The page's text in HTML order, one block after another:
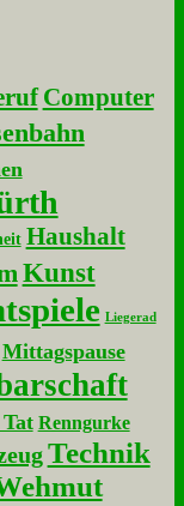
Computer
Haushalt
Kunst
Liegerad
Mittagspause
Renngurke
Technik